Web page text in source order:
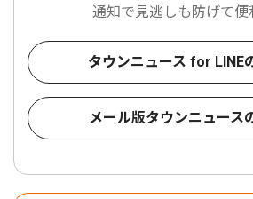
通知で見逃しも防げて便
タウンニュース for LINE
メール版タウンニュース